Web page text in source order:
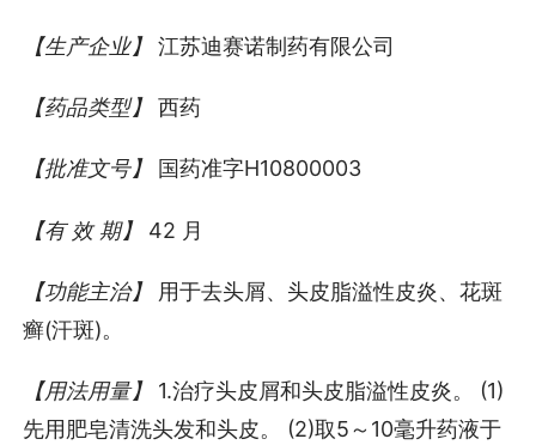
【生产企业】 江苏迪赛诺制药有限公司
【药品类型】 西药
【批准文号】 国药准字H10800003
【有 效 期】 42 月
【功能主治】
用于去头屑、头皮脂溢性皮炎、花斑
癣(汗斑)。
【用法用量】
1.治疗头皮屑和头皮脂溢性皮炎。 (1)
先用肥皂清洗头发和头皮。 (2)取5～10毫升药液于